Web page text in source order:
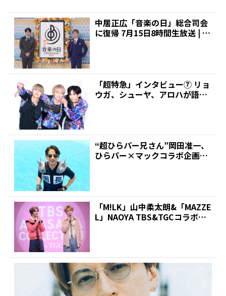
中居正広「音楽の日」総合司会
に復帰 7月15日8時間生放送 | 推
「超特急」インタビュー⑦ リョ
ウガ、シューヤ、アロハが語る
“超ひらパー兄さん”岡田准一、
ひらパー×マックコラボ企画で
「M!LK」山中柔太朗&「MAZZE
L」NAOYA TBS&TGCコラボイ